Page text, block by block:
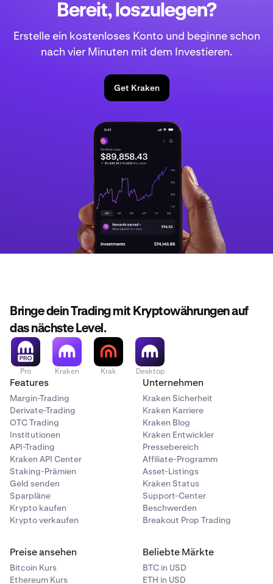
Bereit, loszulegen?
Erstelle ein kostenloses Konto und beginne schon
nach vier Minuten mit dem Investieren.
Get Kraken
Bringe dein Trading mit Kryptowährungen auf
das nächste Level.
Pro Kraken Krak Desktop
Features
Margin-Trading
Derivate-Trading
OTC Trading
Institutionen
API-Trading
Kraken API Center
Staking-Prämien
Geld senden
Sparpläne
Krypto kaufen
Krypto verkaufen
Unternehmen
Kraken Sicherheit
Kraken Karriere
Kraken Blog
Kraken Entwickler
Pressebereich
Affiliate-Programm
Asset-Listings
Kraken Status
Support-Center
Beschwerden
Breakout Prop Trading
Preise ansehen
Bitcoin Kurs
Ethereum Kurs
Beliebte Märkte
BTC in USD
ETH in USD